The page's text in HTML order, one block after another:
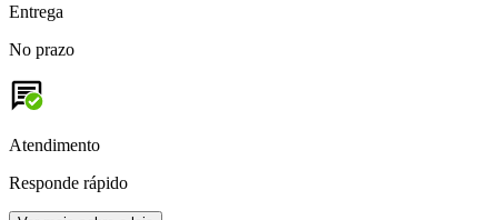
Entrega
No prazo
Atendimento
Responde rápido